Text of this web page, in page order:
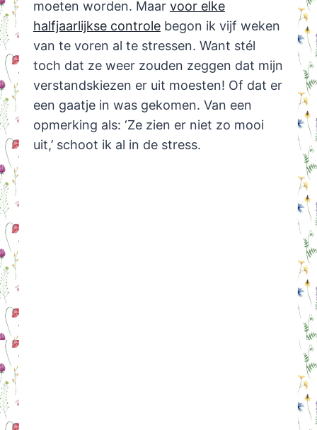
moeten worden. Maar voor elke
halfjaarlijkse controlebegon ik vijf weken
van te voren al te stressen. Want stél
toch dat ze weer zouden zeggen dat mijn
verstandskiezen er uit moesten! Of dat er
een gaatje in was gekomen. Van een
opmerking als: ‘Ze zien er niet zo mooi
uit,’ schoot ik al in de stress.